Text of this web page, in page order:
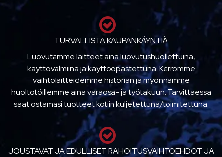
TURVALLISTA KAUPANKÄYNTIÄ
Luovutamme laitteet aina luovutushuollettuina,
käyttövalmiina ja käyttöopastettuna. Kerromme
vaihtolaitteidemme historian ja myönnämme
huoltotöillemme aina varaosa- ja työtakuun. Tarvittaessa
saat ostamasi tuotteet kotiin kuljetettuna/toimitettuna.
JOUSTAVAT JA EDULLISET RAHOITUSVAIHTOEHDOT JA